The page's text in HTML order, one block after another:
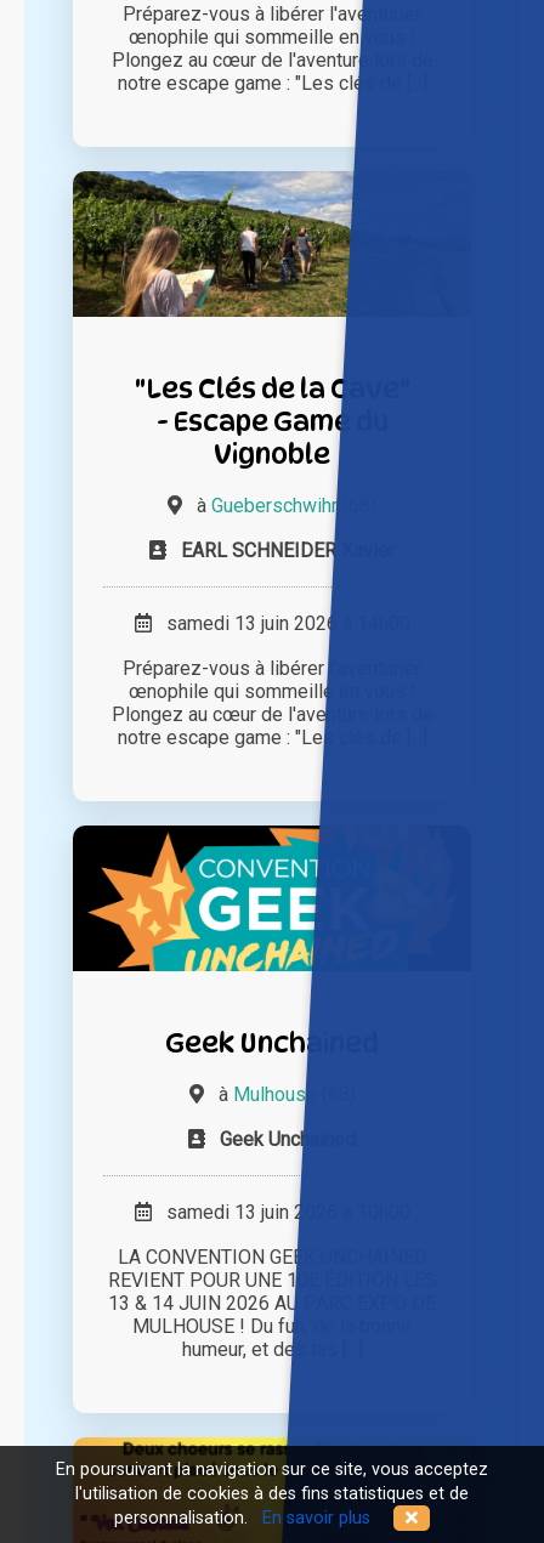
Préparez-vous à libérer l'aventurier
œnophile qui sommeille en vous !
Plongez au cœur de l'aventure lors de
notre escape game : "Les clés de [...]
"Les Clés de la Cave"
- Escape Game du
Vignoble
à Gueberschwihr (68)
EARL SCHNEIDER Xavier
samedi 13 juin 2026 à 14h00
Préparez-vous à libérer l'aventurier
œnophile qui sommeille en vous !
Plongez au cœur de l'aventure lors de
notre escape game : "Les clés de [...]
Geek Unchained
à Mulhouse (68)
Geek Unchained
samedi 13 juin 2026 à 10h00
LA CONVENTION GEEK UNCHAINED
REVIENT POUR UNE 10E ÉDITION LES
13 & 14 JUIN 2026 AU PARC EXPO DE
MULHOUSE ! Du fun, de la bonne
humeur, et des tas [...]
En poursuivant la navigation sur ce site, vous acceptez
l'utilisation de cookies à des fins statistiques et de
personnalisation.
En savoir plus